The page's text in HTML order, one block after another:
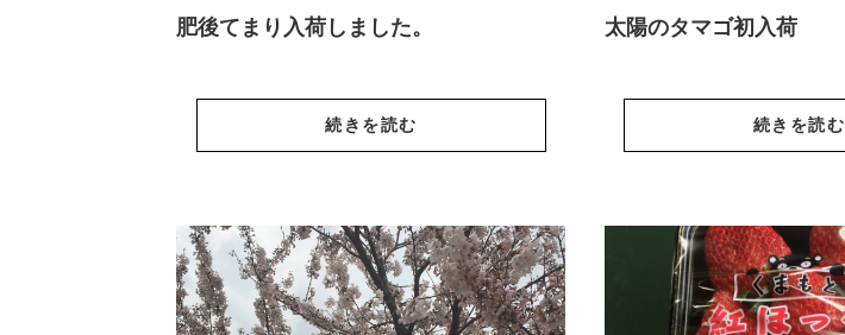
肥後てまり入荷しました。
続きを読む
太陽のタマゴ初入荷
続きを読む